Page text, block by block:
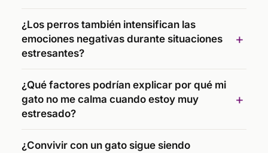
¿Los perros también intensifican las
emociones negativas durante situaciones
estresantes?
¿Qué factores podrían explicar por qué mi
gato no me calma cuando estoy muy
estresado?
¿Convivir con un gato sigue siendo